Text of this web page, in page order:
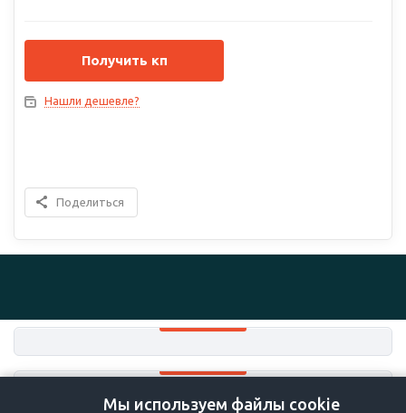
Получить кп
Нашли дешевле?
Поделиться
Мы используем файлы cookie